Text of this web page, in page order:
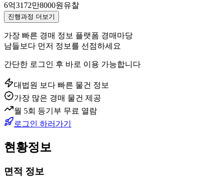
6억3172만8000원 유찰
진행과정 더보기
가장 빠른 경매 정보 플랫폼 경매마당
남들보다 먼저 정보를 선점하세요
간단한 로그인 후 바로 이용 가능합니다
대법원 보다 빠른 물건 정보
가장 많은 경매 물건 제공
월 5회 등기부 무료 열람
로그인 하러가기
현황정보
면적 정보